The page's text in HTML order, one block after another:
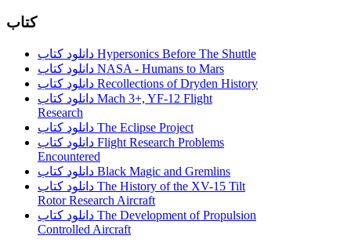
کتاب
دانلود کتاب Hypersonics Before The Shuttle
دانلود کتاب NASA - Humans to Mars
دانلود کتاب Recollections of Dryden History
دانلود کتاب Mach 3+, YF-12 Flight
Research
دانلود کتاب The Eclipse Project
دانلود کتاب Flight Research Problems
Encountered
دانلود کتاب Black Magic and Gremlins
دانلود کتاب The History of the XV-15 Tilt
Rotor Research Aircraft
دانلود کتاب The Development of Propulsion
Controlled Aircraft